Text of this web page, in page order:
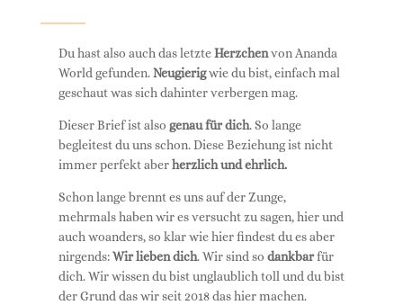
Du hast also auch das letzteHerzchenvon Ananda
World gefunden.Neugierigwie du bist, einfach mal
geschaut was sich dahinter verbergen mag.
Dieser Brief ist also genau für dich. So lange
begleitest du uns schon. Diese Beziehung ist nicht
immer perfekt aberherzlich und ehrlich.
Schon lange brennt es uns auf der Zunge,
mehrmals haben wir es versucht zu sagen, hier und
auch woanders, so klar wie hier findest du es aber
nirgends:Wir lieben dich. Wir sind so dankbarfür
dich. Wir wissen du bist unglaublich toll und du bist
der Grund das wir seit 2018 das hier machen.